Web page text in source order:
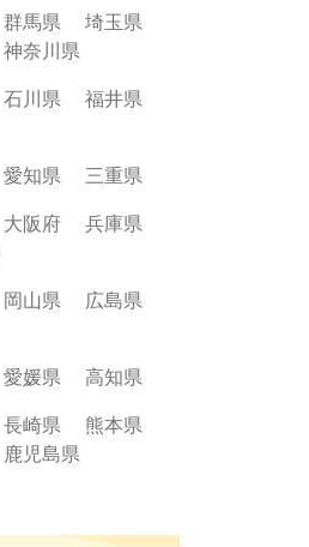
群馬県
埼玉県
神奈川県
石川県
福井県
愛知県
三重県
大阪府
兵庫県
岡山県
広島県
愛媛県
高知県
長崎県
熊本県
鹿児島県